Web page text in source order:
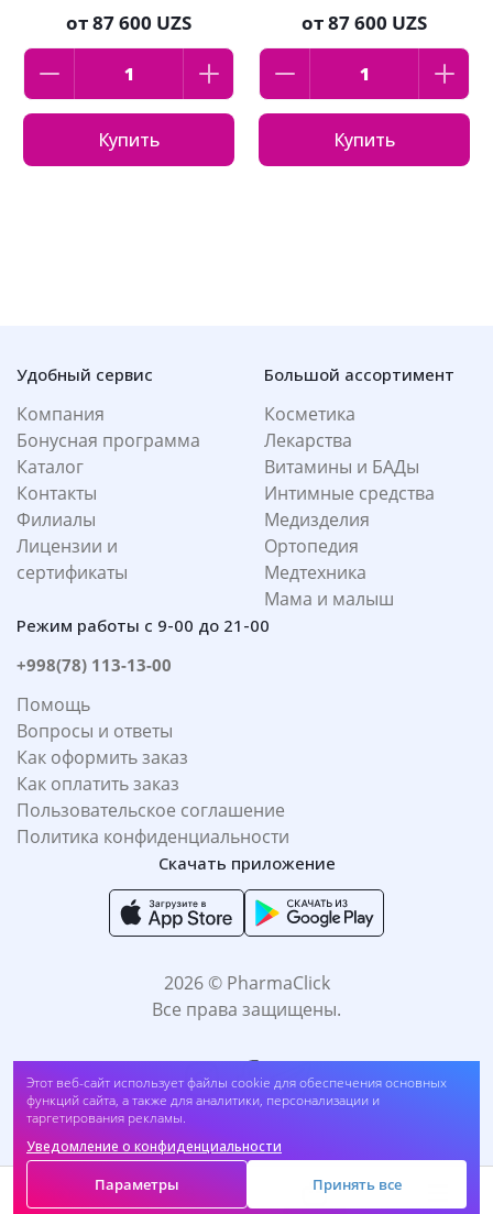
Этот веб-сайт использует файлы cookie для обеспечения основных
функций сайта, а также для аналитики, персонализации и
таргетирования рекламы.
Уведомление о конфиденциальности
Параметры Принять все
5,0 LIGHT BRUNET, 1 мл (##dr9)
87 600UZS
мл
от87 600 UZS
Купить
BRUNET, 1 мл
от87 600 UZS
Купить
Удобный сервис
Компания
Бонусная программа
Каталог
Контакты
Филиалы
Лицензии и
сертификаты
Большой ассортимент
Косметика
Лекарства
Витамины и БАДы
Интимные средства
Медизделия
Ортопедия
Медтехника
Мама и малыш
Режим работы с 9-00 до 21-00
+998(78) 113-13-00
Помощь
Вопросы и ответы
Как оформить заказ
Как оплатить заказ
Пользовательское соглашение
Политика конфиденциальности
Скачать приложение
2026 © PharmaClick
Все права защищены.
Принимаем к оплате: